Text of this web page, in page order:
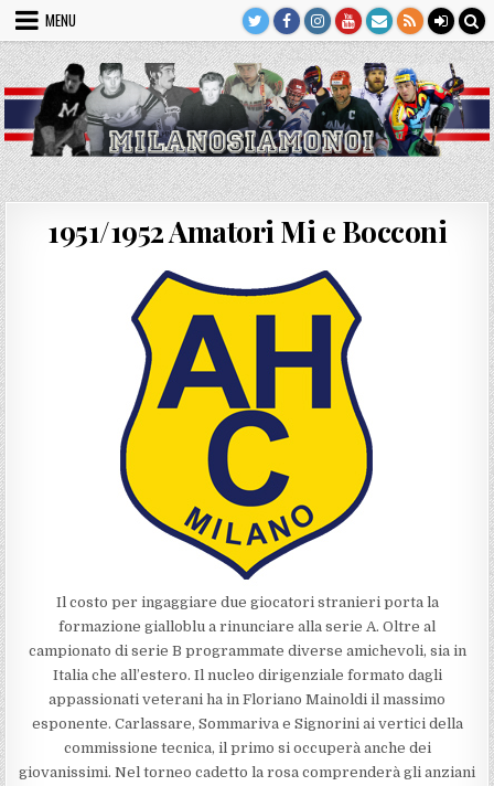
Skip
content
MENU
1951/1952 Amatori Mi e Bocconi
Il costo per ingaggiare due giocatori stranieri porta la
formazione gialloblu a rinunciare alla serie A. Oltre al
campionato di serie B programmate diverse amichevoli, sia in
Italia che all’estero. Il nucleo dirigenziale formato dagli
appassionati veterani ha in Floriano Mainoldi il massimo
esponente. Carlassare, Sommariva e Signorini ai vertici della
commissione tecnica, il primo si occuperà anche dei
giovanissimi. Nel torneo cadetto la rosa comprenderà gli anziani